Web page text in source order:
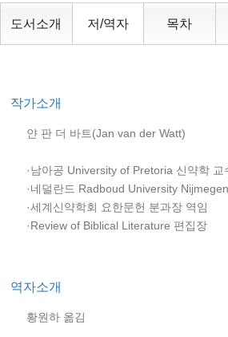
도서소개 저/역자 목차
작가소개
얀 판 더 바트(Jan van der Watt)
·남아공 University of Pretoria 신약학 교
·네덜란드 Radboud University
·세계신약학회 요한문헌 분과장 역임
·Review of Biblical Literature 편집장
역자소개
황원하 옮김